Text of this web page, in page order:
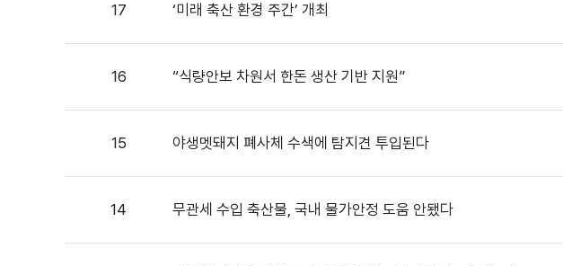
17 ‘미래 축산 환경 주간’ 개최
16 “식량안보 차원서 한돈 생산 기반 지원”
15 야생멧돼지 폐사체 수색에 탐지견 투입된다
14 무관세 수입 축산물, 국내 물가안정 도움 안됐다